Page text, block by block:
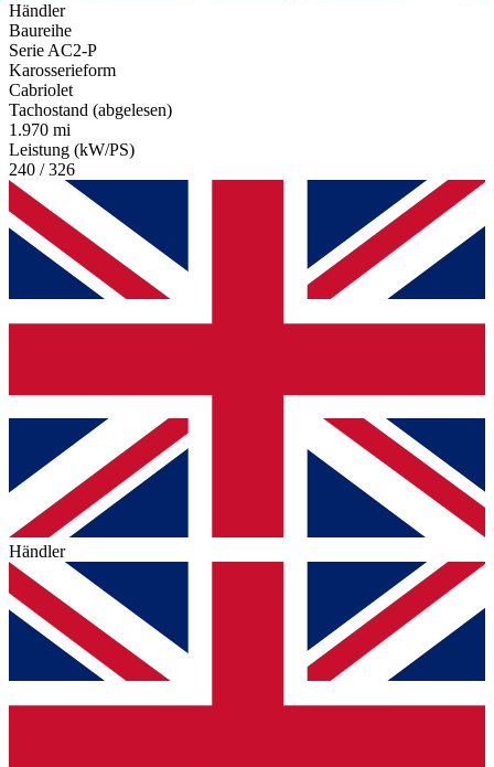
Händler
Baureihe
Serie AC2-P
Karosserieform
Cabriolet
Tachostand (abgelesen)
1.970 mi
Leistung (kW/PS)
240 / 326
Händler